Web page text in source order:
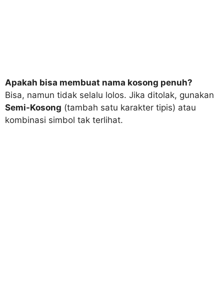
Apakah bisa membuat nama kosong penuh?
Bisa, namun tidak selalu lolos. Jika ditolak, gunakan
Semi-Kosong (tambah satu karakter tipis) atau
kombinasi simbol tak terlihat.